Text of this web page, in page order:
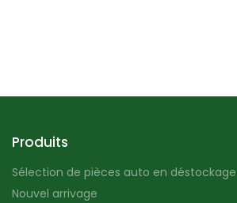
Produits
Sélection de pièces auto en déstockage
Nouvel arrivage